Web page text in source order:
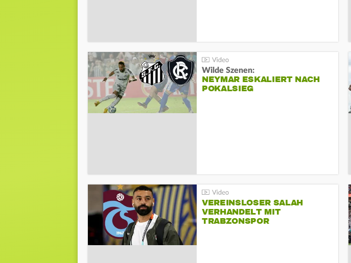
Wilde Szenen:
NEYMAR ESKALIERT NACH
POKALSIEG
VEREINSLOSER SALAH
VERHANDELT MIT
TRABZONSPOR